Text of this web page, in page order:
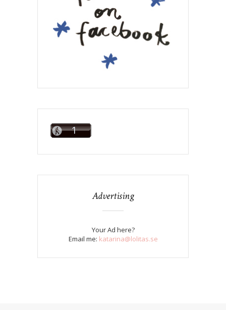
Advertising
Your Ad here?
Email me: katarina@lolitas.se